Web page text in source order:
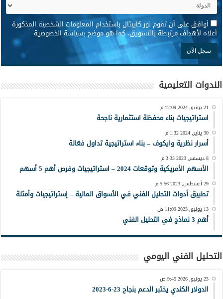
* أوافق على أن تقوم نور كابيتال باستخدام المعلومات الشخصية المذكورة
أعلاه لأهداف مرتبطة بالتسويق، كما هو موضح بسياسة الخصوصية
الندوات التعليمية
21 يونيو, 2024 12:09 م
استراتيجيات بناء محفظة استثمارية ناجحة
30 يناير, 2024 1:32 م
أسرار نظرية وايكوف – بناء استراتيجية تداول فعّالة
8 ديسمبر, 2023 3:33 م
الأسهم الأمريكية وتوقعات 2024 – استراتيجيات وفرص أهم 5 أسهم
29 أغسطس, 2023 5:56 م
تطبيق أدوات التحليل الفني في الأسواق المالية – إستراتيجيات وأمثلة
13 يوليو, 2023 11:09 ص
أهم 3 نماذج في التحليل الفني
التحليل الفني اليومي
23 يونيو, 2026 9:45 ص
الدولار الكندي يختبر الدعم بنجاح 23-6-2023